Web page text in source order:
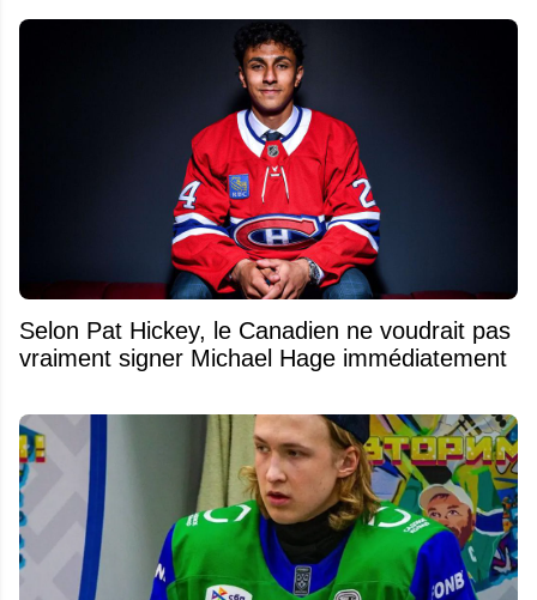
Selon Pat Hickey, le Canadien ne voudrait pas
vraiment signer Michael Hage immédiatement